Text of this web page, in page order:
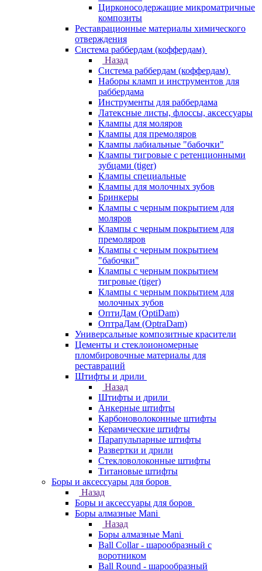
Цирконосодержащие микроматричные
композиты
Реставрационные материалы химического
отверждения
Система раббердам (коффердам)
Назад
Система раббердам (коффердам)
Наборы кламп и инструментов для
раббердама
Инструменты для раббердама
Латексные листы, флоссы, аксессуары
Клампы для моляров
Клампы для премоляров
Клампы лабиальные "бабочки"
Клампы тигровые с ретенционными
зубцами (tiger)
Клампы специальные
Клампы для молочных зубов
Бринкеры
Клампы с черным покрытием для
моляров
Клампы с черным покрытием для
премоляров
Клампы с черным покрытием
"бабочки"
Клампы с черным покрытием
тигровые (tiger)
Клампы с черным покрытием для
молочных зубов
ОптиДам (OptiDam)
ОптраДам (OptraDam)
Универсальные композитные красители
Цементы и стеклоиономерные
пломбировочные материалы для
реставраций
Штифты и дрили
Назад
Штифты и дрили
Анкерные штифты
Карбоноволоконные штифты
Керамические штифты
Парапульпарные штифты
Развертки и дрили
Стекловолоконные штифты
Титановые штифты
Боры и аксессуары для боров
Назад
Боры и аксессуары для боров
Боры алмазные Mani
Назад
Боры алмазные Mani
Ball Collar - шарообразный c
воротником
Ball Round - шарообразный